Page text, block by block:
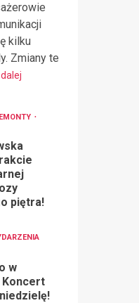
kilku
Zmiany te
piętra!
w
Koncert